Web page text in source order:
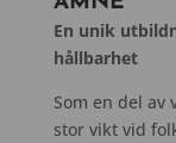
En unik
hållbarhet
Som en del
stor vikt vid